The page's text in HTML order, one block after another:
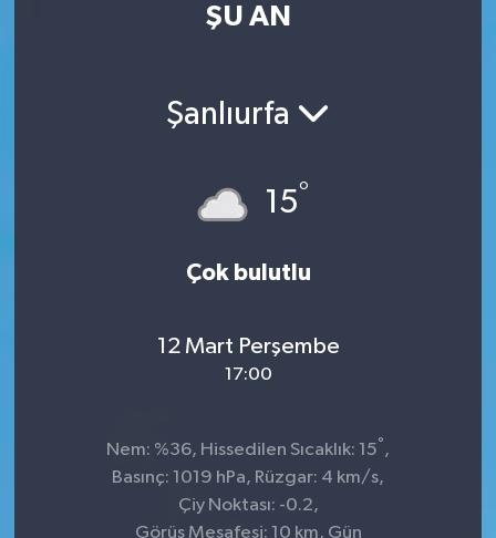
ŞU AN
Şanlıurfa
15°
Çok bulutlu
12 Mart Perşembe
17:00
Nem: %36, Hissedilen Sıcaklık: 15° ,
Basınç: 1019 hPa, Rüzgar: 4 km/s,
Çiy Noktası: -0.2,
Görüş Mesafesi: 10 km, Gün